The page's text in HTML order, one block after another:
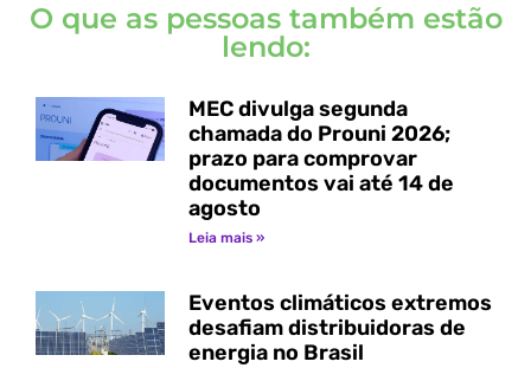
O que as pessoas também estão
lendo:
MEC divulga segunda
chamada do Prouni 2026;
prazo para comprovar
documentos vai até 14 de
agosto
Leia mais »
Eventos climáticos extremos
desafiam distribuidoras de
energia no Brasil